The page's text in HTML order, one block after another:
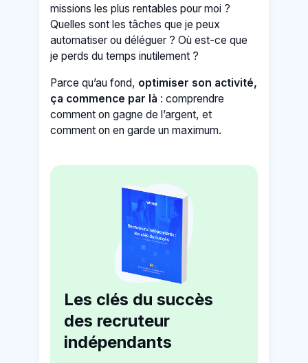
missions les plus rentables pour moi ?
Quelles sont les tâches que je peux
automatiser ou déléguer ? Où est-ce que
je perds du temps inutilement ?
Parce qu’au fond, optimiser son activité,
ça commence par là : comprendre
comment on gagne de l’argent, et
comment on en garde un maximum.
Les clés du succès
des recruteur
indépendants